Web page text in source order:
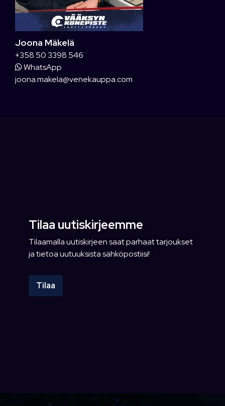
Joona Mäkelä
+358 50 3398 546
WhatsApp
joona.makela@venekauppa.com
Tilaa uutiskirjeemme
Tilaamalla uutiskirjeen saat parhaat tarjoukset
ja tietoa uutuuksista sähköpostiisi!
Tilaa